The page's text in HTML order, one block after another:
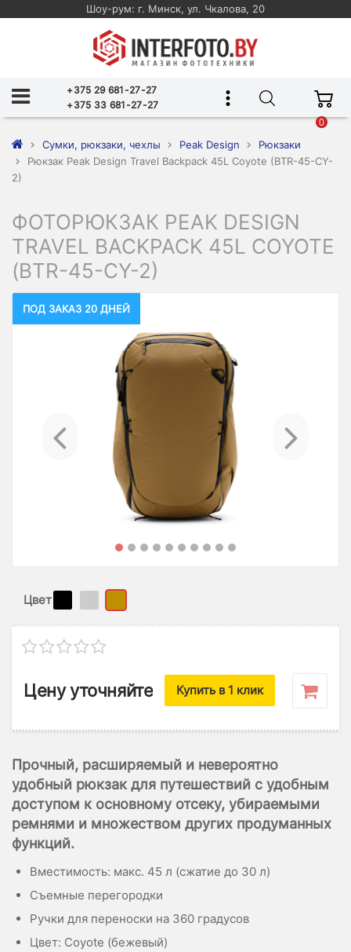
Шоу-рум: г. Минск, ул. Чкалова, 20
+375 29 681-27-27
+375 33 681-27-27
0
Сумки, рюкзаки, чехлы Peak Design
Рюкзаки
Рюкзак Peak Design Travel Backpack 45L Coyote (BTR-45-CY-
2)
ФОТОРЮКЗАК PEAK DESIGN
TRAVEL BACKPACK 45L COYOTE
(BTR-45-CY-2)
ПОД ЗАКАЗ 20 ДНЕЙ
Previous
Цвет
Цену уточняйте Купить в 1 клик
Прочный, расширяемый и невероятно
удобный рюкзак для путешествий с удобным
доступом к основному отсеку, убираемыми
ремнями и множеством других продуманных
функций.
Вместимость: макс. 45 л (сжатие до 30 л)
Съемные перегородки
Ручки для переноски на 360 градусов
Цвет: Coyote (бежевый)